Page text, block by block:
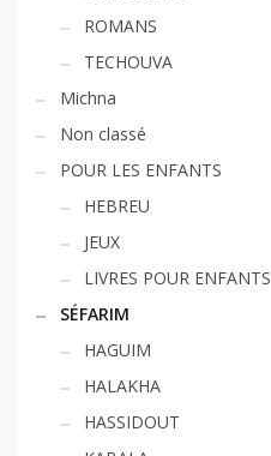
ROMANS
TECHOUVA
Michna
Non classé
POUR LES ENFANTS
HEBREU
JEUX
LIVRES POUR ENFANTS
SÉFARIM
HAGUIM
HALAKHA
HASSIDOUT